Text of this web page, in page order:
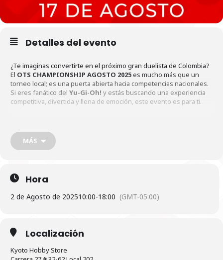
Detalles del evento
¿Te imaginas convertirte en el próximo gran duelista de Colombia?
El OTS CHAMPIONSHIP AGOSTO 2025es mucho más que un
torneo local; es una puerta abierta hacia competencias nacionales.
Si eres fanático del Yu-Gi-Oh! y estás buscando una experiencia
competitiva, divertida y llena de emoción, este evento es para ti.
Este torneo organizado por
Oficial de Torneos (OTS), se llevará a cabo el
en Bucaramanga, y será un espacio donde la estrategia, la pasión
¿Qué es el OTS Championship?
El
Oh!
organizado exclusivamente por tiendas certificadas como
diseñados para ofrecer a los jugadores una experiencia
MÁS
Hora
2 de Agosto de 202510:00-18:00 (GMT-05:00)
Localización
Kyoto Hobby Store